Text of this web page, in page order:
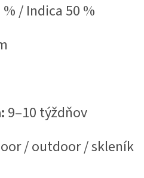
/ Indica 50 %
9–10 týždňov
/ outdoor / skleník